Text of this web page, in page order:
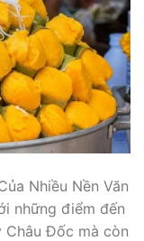
Nhiều Nền Văn
những điểm đến
Châu Đốc mà còn